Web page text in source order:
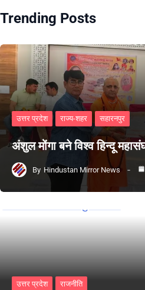
Trending Posts
उत्तर प्रदेश राज्य-शहर सहारनपुर
अंशुल मोंगा बने विश्व हिन्दू
By Hindustan Mirror News
उत्तर प्रदेश राजनीति